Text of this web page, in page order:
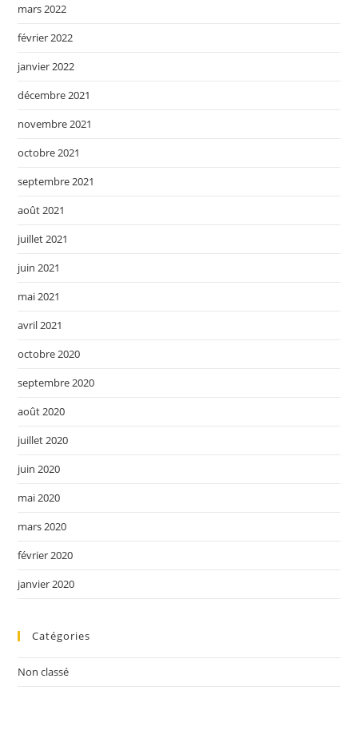
mars 2022
février 2022
janvier 2022
décembre 2021
novembre 2021
octobre 2021
septembre 2021
août 2021
juillet 2021
juin 2021
mai 2021
avril 2021
octobre 2020
septembre 2020
août 2020
juillet 2020
juin 2020
mai 2020
mars 2020
février 2020
janvier 2020
Catégories
Non classé